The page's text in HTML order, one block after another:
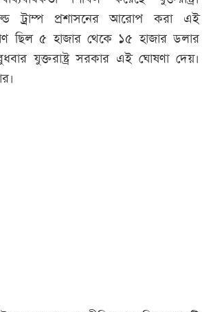
ট্রাম্প প্রশাসনের আরোপ করা এই
ছিল ৫ হাজার থেকে ১৫ হাজার ডলার
যুক্তরাষ্ট্র সরকার এই ঘোষণা দেয়।